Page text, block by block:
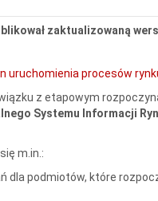
zaktualizowaną
uruchomienia procesów
z etapowym
Systemu Informacji
m.in.:
dla podmiotów, które